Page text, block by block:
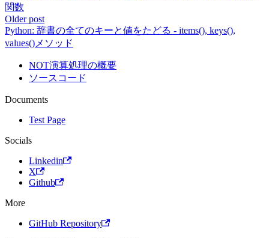
関数
Older post
Python: 辞書の全てのキーと値をたどる - items(), keys(),
values()メソッド
NOT演算処理の概要
ソースコード
Documents
Test Page
Socials
Linkedin
X
Github
More
GitHub Repository